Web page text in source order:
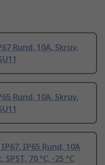
Rund, 10A, Skruv,
Rund, 10A, Skruv,
IP65 Rund, 10A
70 °C, -25 °C